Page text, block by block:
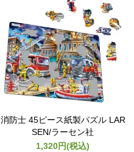
消防士 45ピース紙製パズル LAR
SEN/ラーセン社
1,320円(税込)